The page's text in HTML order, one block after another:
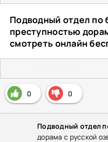
Подводный отдел по
преступностью
смотреть онлайн
0 0
Подводный отдел
дорама с русской